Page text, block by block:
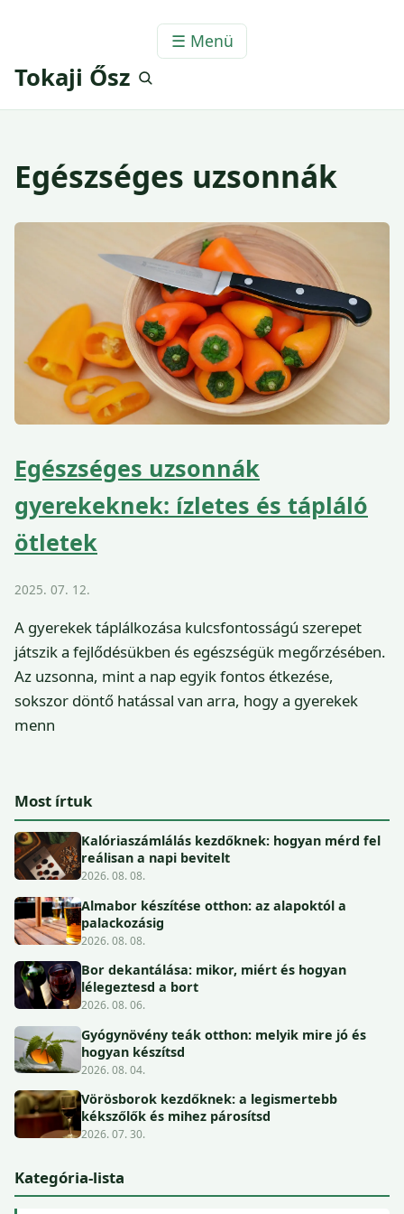
☰ Menü
Tokaji Ősz
Egészséges uzsonnák
Egészséges uzsonnák
gyerekeknek: ízletes és tápláló
ötletek
2025. 07. 12.
A gyerekek táplálkozása kulcsfontosságú szerepet
játszik a fejlődésükben és egészségük megőrzésében.
Az uzsonna, mint a nap egyik fontos étkezése,
sokszor döntő hatással van arra, hogy a gyerekek
menn
Most írtuk
Kalóriaszámlálás kezdőknek: hogyan mérd fel
reálisan a napi bevitelt
2026. 08. 08.
Almabor készítése otthon: az alapoktól a
palackozásig
2026. 08. 08.
Bor dekantálása: mikor, miért és hogyan
lélegeztesd a bort
2026. 08. 06.
Gyógynövény teák otthon: melyik mire jó és
hogyan készítsd
2026. 08. 04.
Vörösborok kezdőknek: a legismertebb
kékszőlők és mihez párosítsd
2026. 07. 30.
Kategória-lista